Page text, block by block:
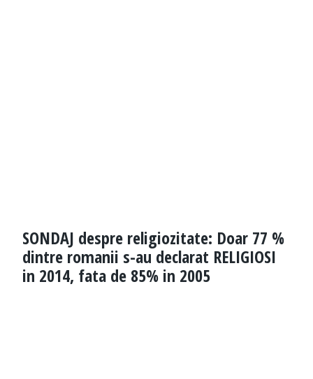
SONDAJ despre religiozitate: Doar 77 %
dintre romanii s-au declarat RELIGIOSI
in 2014, fata de 85% in 2005